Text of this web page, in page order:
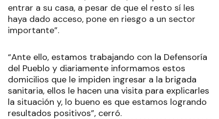
entrar a su casa, a pesar de que el resto sí les
haya dado acceso, pone en riesgo a un sector
importante”.
“Ante ello, estamos trabajando con la Defensoría
del Pueblo y diariamente informamos estos
domicilios que le impiden ingresar a la brigada
sanitaria, ellos le hacen una visita para explicarles
la situación y, lo bueno es que estamos logrando
resultados positivos”, cerró.